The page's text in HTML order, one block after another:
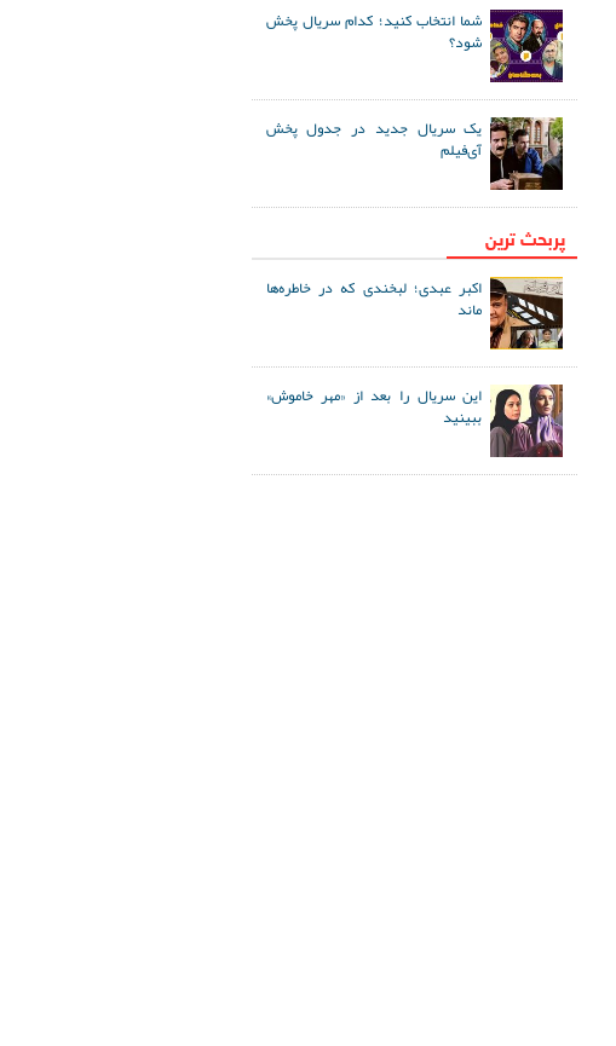
شما انتخاب کنید؛ کدام سریال پخش
شود؟
یک سریال جدید در جدول پخش
آی‌فیلم
پربحث ترین
اکبر عبدی؛ لبخندی که در خاطره‌ها
ماند
این سریال را بعد از «مهر خاموش»
ببینید